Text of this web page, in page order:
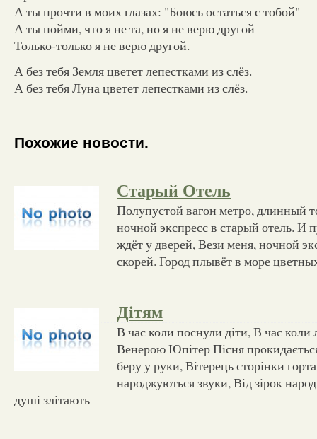
А ты прочти в моих глазах: "Боюсь остаться с тобой"
А ты пойми, что я не та, но я не верю другой
Только-только я не верю другой.
А без тебя Земля цветет лепестками из слёз.
А без тебя Луна цветет лепестками из слёз.
Похожие новости.
Старый Отель
Полупустой вагон метро, длинный
ночной экспресс в старый отель. И
ждёт у дверей, Вези меня, ночной
скорей. Город плывёт в море
Дітям
В час коли поснули діти, В час коли
Венерою Юпітер Пісня
беру у руки, Вітерець сторінки
народжуються звуки, Від зірок
душі злітають